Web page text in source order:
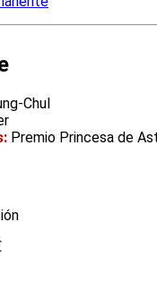
Chul
Premio Princesa de